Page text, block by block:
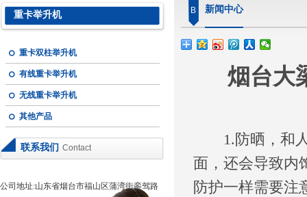
重卡举升机
重卡双柱举升机
有线重卡举升机
无线重卡举升机
其他产品
联系我们 Contact
公司地址:山东省烟台市福山区蒲湾街銮驾路
B 新闻中心
烟台大
1.防晒，和人
面，还会导致内
防护一样需要注